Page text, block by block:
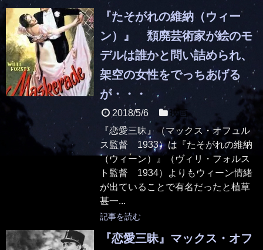
『たそがれの維納（ウィー
ン）』 頽廃芸術家が絵のモ
デルは誰かと問い詰められ、
架空の女性をでっちあげる
が・・・
2018/5/6
映画
『恋愛三昧』（マックス・オフュル
ス監督 1933）は『たそがれの維納
（ウィーン）』（ヴィリ・フォルス
ト監督 1934）よりもウィーン情緒
が出ていることで有名だったと植草
甚一...
記事を読む
『恋愛三昧』マックス・オフ